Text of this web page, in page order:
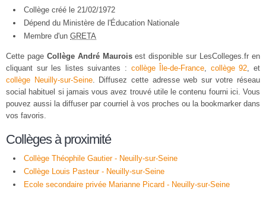
Collège créé le 21/02/1972
Dépend du Ministère de l'Éducation Nationale
Membre d'un GRETA
Cette page Collège André Mauroisest disponible sur LesColleges.fr en
cliquant sur les listes suivantes : collège Île-de-France, collège 92, et
collège Neuilly-sur-Seine. Diffusez cette adresse web sur votre réseau
social habituel si jamais vous avez trouvé utile le contenu fourni ici. Vous
pouvez aussi la diffuser par courriel à vos proches ou la bookmarker dans
vos favoris.
Collèges à proximité
Collège Théophile Gautier - Neuilly-sur-Seine
Collège Louis Pasteur - Neuilly-sur-Seine
Ecole secondaire privée Marianne Picard - Neuilly-sur-Seine